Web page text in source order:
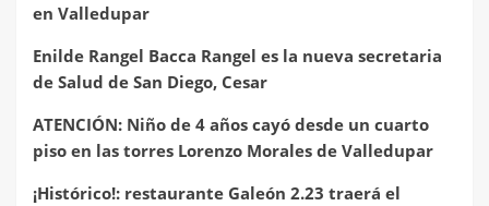
en Valledupar
Enilde Rangel Bacca Rangel es la nueva secretaria
de Salud de San Diego, Cesar
ATENCIÓN: Niño de 4 años cayó desde un cuarto
piso en las torres Lorenzo Morales de Valledupar
¡Histórico!: restaurante Galeón 2.23 traerá el